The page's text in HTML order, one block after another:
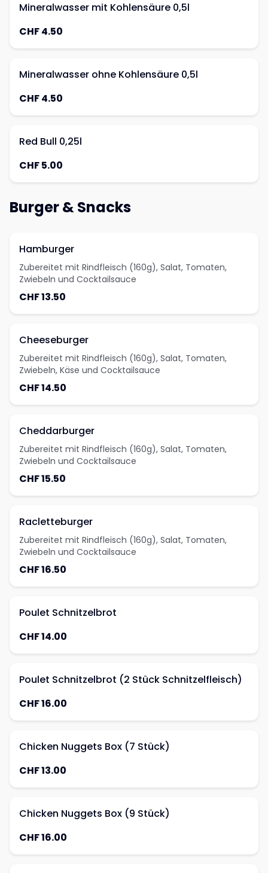
Mineralwasser mit Kohlensäure 0,5l
CHF 4.50
Mineralwasser ohne Kohlensäure 0,5l
CHF 4.50
Red Bull 0,25l
CHF 5.00
Burger & Snacks
Hamburger
Zubereitet mit Rindfleisch (160g), Salat, Tomaten,
Zwiebeln und Cocktailsauce
CHF 13.50
Cheeseburger
Zubereitet mit Rindfleisch (160g), Salat, Tomaten,
Zwiebeln, Käse und Cocktailsauce
CHF 14.50
Cheddarburger
Zubereitet mit Rindfleisch (160g), Salat, Tomaten,
Zwiebeln und Cocktailsauce
CHF 15.50
Racletteburger
Zubereitet mit Rindfleisch (160g), Salat, Tomaten,
Zwiebeln und Cocktailsauce
CHF 16.50
Poulet Schnitzelbrot
CHF 14.00
Poulet Schnitzelbrot (2 Stück Schnitzelfleisch)
CHF 16.00
Chicken Nuggets Box (7 Stück)
CHF 13.00
Chicken Nuggets Box (9 Stück)
CHF 16.00